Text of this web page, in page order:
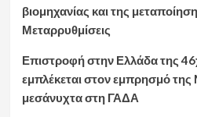
βιομηχανίας και της
Μεταρρυθμίσεις
Επιστροφή στην Ελλάδα της
εμπλέκεται στον εμπρησμό της
μεσάνυχτα στη ΓΑΔΑ